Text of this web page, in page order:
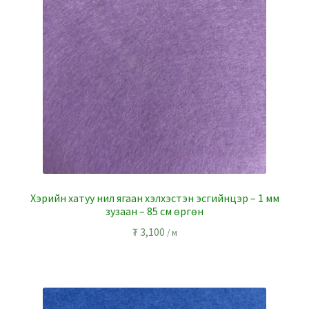
Хэрийн хатуу нил ягаан хэлхэстэн эсгийнцэр – 1 мм
зузаан – 85 см өргөн
₮3,100 / м